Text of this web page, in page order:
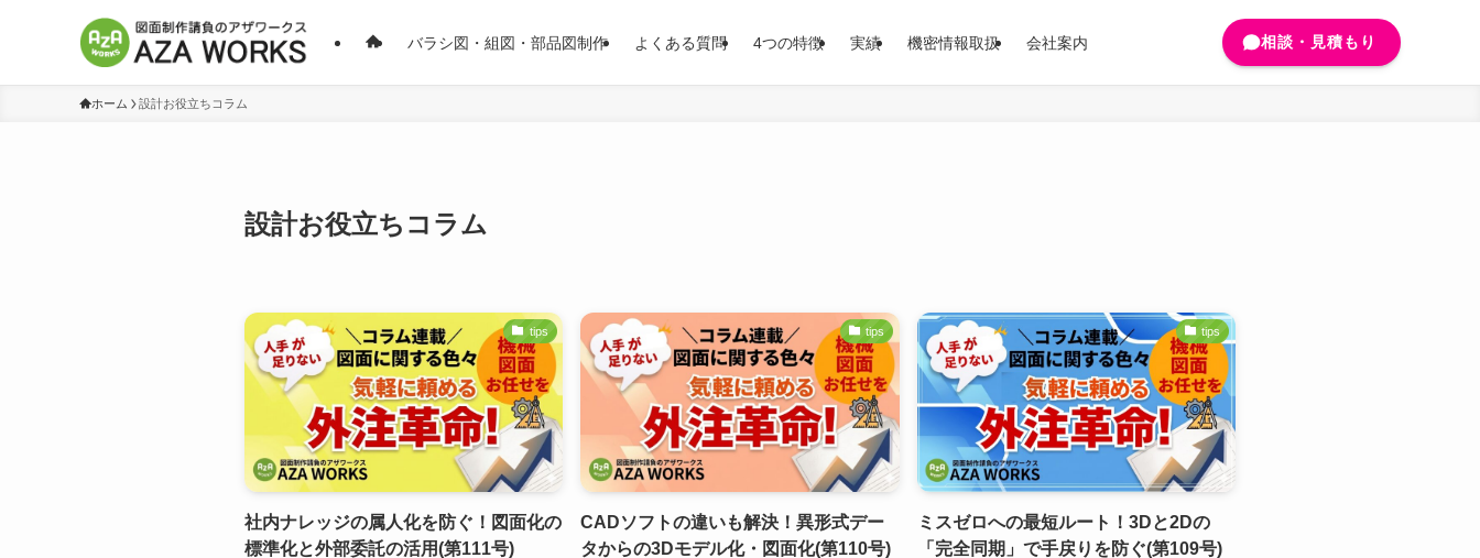
バラシ図・組図・部品図制作 よくある質問 4つの特徴 実績 機密情報取扱 会社案内 相談・見積もり
ホーム 設計お役立ちコラム
設計お役立ちコラム
tips
社内ナレッジの属人化を防ぐ！図面化の
標準化と外部委託の活用(第111号)
tips
CADソフトの違いも解決！異形式デー
タからの3Dモデル化・図面化(第110号)
tips
ミスゼロへの最短ルート！3Dと2Dの
「完全同期」で手戻りを防ぐ(第109号)